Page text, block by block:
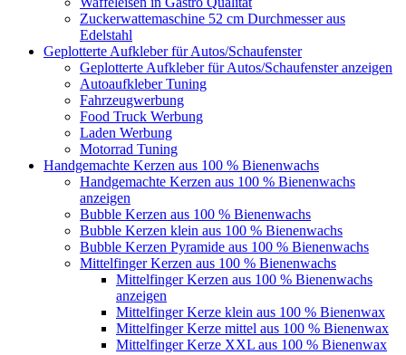
Zuckerwattemaschine 52 cm Durchmesser aus
Edelstahl
Geplotterte Aufkleber für Autos/Schaufenster
Geplotterte Aufkleber für Autos/Schaufenster anzeigen
Autoaufkleber Tuning
Fahrzeugwerbung
Food Truck Werbung
Laden Werbung
Motorrad Tuning
Handgemachte Kerzen aus 100 % Bienenwachs
Handgemachte Kerzen aus 100 % Bienenwachs
anzeigen
Bubble Kerzen aus 100 % Bienenwachs
Bubble Kerzen klein aus 100 % Bienenwachs
Bubble Kerzen Pyramide aus 100 % Bienenwachs
Mittelfinger Kerzen aus 100 % Bienenwachs
Mittelfinger Kerzen aus 100 % Bienenwachs
anzeigen
Mittelfinger Kerze klein aus 100 % Bienenwax
Mittelfinger Kerze mittel aus 100 % Bienenwax
Mittelfinger Kerze XXL aus 100 % Bienenwax